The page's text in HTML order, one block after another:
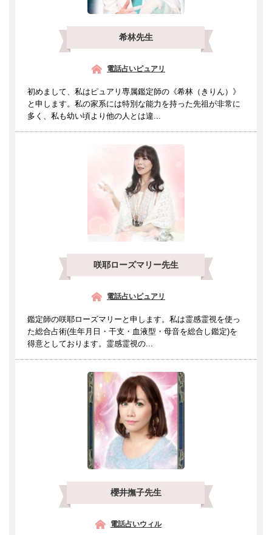
希林先生
電話占いピュアリ
初めまして、私はピュアリ専属鑑定師の《希林（きりん）》
と申します。私の家系には特別な能力を持った先祖が非常に
多く、私も幼い頃より他の人とは違...
咲耶ローズマリー先生
電話占いピュアリ
鑑定師の咲耶ローズマリーと申します。私は霊感霊視を使っ
た総合占術(生年月日・干支・血液型・母音を総合し鑑定)を
得意としております。霊感霊視の...
櫻井撫子先生
電話占いウィル